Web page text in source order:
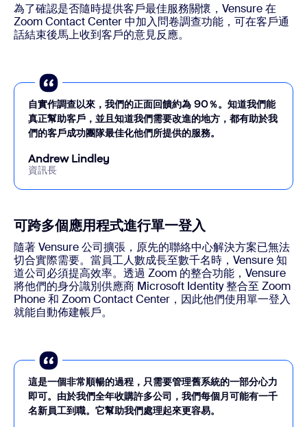
為了確認是否隨時提供客戶最佳服務關懷，Vensure 在
Zoom Contact Center 中加入問卷調查功能，可在客戶通
話結束後馬上收到客戶的意見反應。
自實作調查以來，我們的正面回饋約為 90％。知道我們能
真正幫助客戶，並且知道我們需要改進的地方，都有助於我
們的客戶成功團隊最佳化他們所提供的服務。
Andrew Lindley
資訊長
可跨多個應用程式進行單一登入
隨著 Vensure 公司擴張，原先的聯絡中心解決方案已無法
切合實際需要。當員工人數成長至數千名時，Vensure 知
道公司必須提高效率。透過 Zoom 的整合功能，Vensure
將他們的身分識別供應商 Microsoft Identity 整合至 Zoom
Phone 和 Zoom Contact Center，因此他們使用單一登入
就能自動佈建帳戶。
這是一個非常順暢的過程，只需要管理舊系統的一部分心力
即可。由於我們全年收購許多公司，我們每個月可能有一千
名新員工到職。它幫助我們處理起來更容易。